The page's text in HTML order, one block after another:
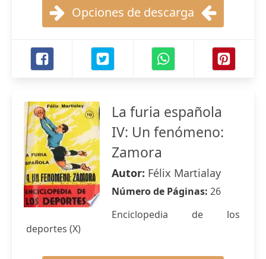
Opciones de descarga
La furia española
IV: Un fenómeno:
Zamora
Autor: Félix Martialay
Número de Páginas: 26
Enciclopedia de los
deportes (X)